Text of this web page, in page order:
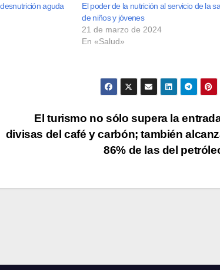
aguda
El poder de la nutrición al servicio de la
de niños y jóvenes
21 de marzo de 2024
En «Salud»
El turismo no sólo supera la
divisas del café y carbón; también
86% de las del